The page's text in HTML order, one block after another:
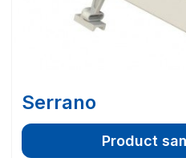
Serrano
Product